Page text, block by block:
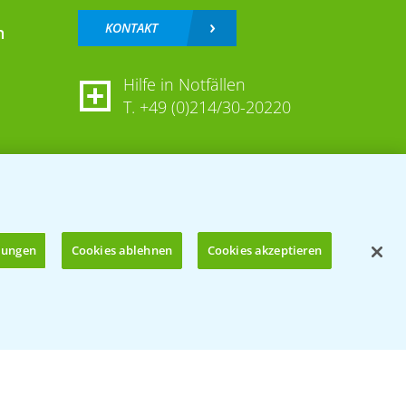
KONTAKT
Hilfe in Notfällen
T. +49 (0)214/30-20220
Cookies ablehnen Cookies akzeptieren